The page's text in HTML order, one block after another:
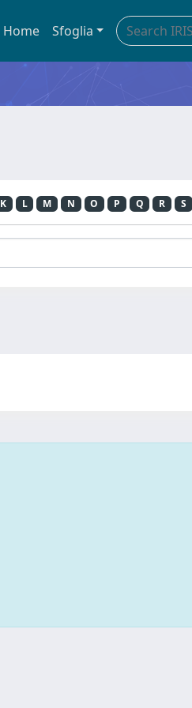
Home Sfoglia
K L M N O P Q R S